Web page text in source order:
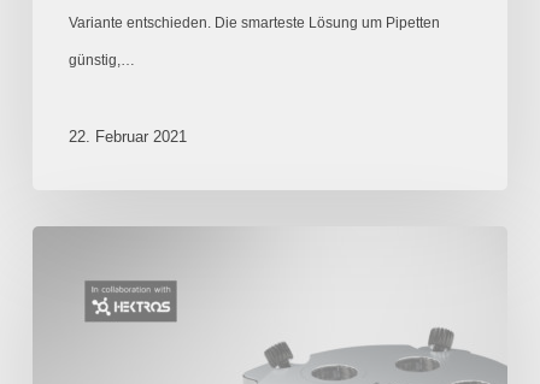
Variante entschieden. Die smarteste Lösung um Pipetten
günstig,…
22. Februar 2021
„Miniaturbrutschrank“